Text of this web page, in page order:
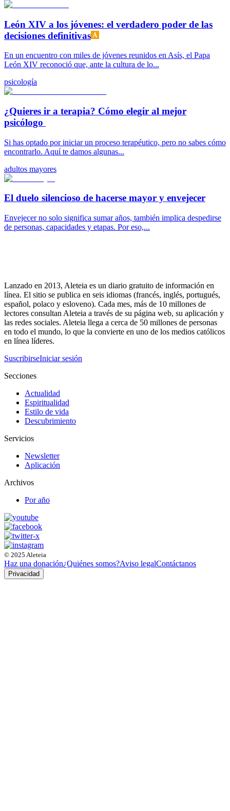
León XIV a los jóvenes: el verdadero poder de las
decisiones definitivas
En un encuentro con miles de jóvenes reunidos en Asís, el Papa
León XIV reconoció que, ante la cultura de lo...
psicología
¿Quieres ir a terapia? Cómo elegir al mejor
psicólogo
Si has optado por iniciar un proceso terapéutico, pero no sabes cómo
encontrarlo. Aquí te damos algunas...
adultos mayores
El duelo silencioso de hacerse mayor y envejecer
Envejecer no solo significa sumar años, también implica despedirse
de personas, capacidades y etapas. Por eso,...
Lanzado en 2013, Aleteia es un diario gratuito de información en
línea. El sitio se publica en seis idiomas (francés, inglés, portugués,
español, polaco y esloveno). Cada mes, más de 10 millones de
lectores consultan Aleteia a través de su página web, su aplicación y
las redes sociales. Aleteia llega a cerca de 50 millones de personas
en todo el mundo, lo que la convierte en uno de los medios católicos
en línea líderes.
SuscribirseIniciar sesión
Secciones
Actualidad
Espiritualidad
Estilo de vida
Descubrimiento
Servicios
Newsletter
Aplicación
Archivos
Por año
© 2025 Aleteia
Haz una donación¿Quiénes somos?Aviso legalContáctanos
Privacidad